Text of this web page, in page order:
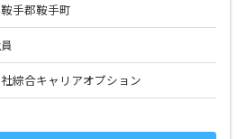
鞍手郡鞍手町
綜合キャリアオプション